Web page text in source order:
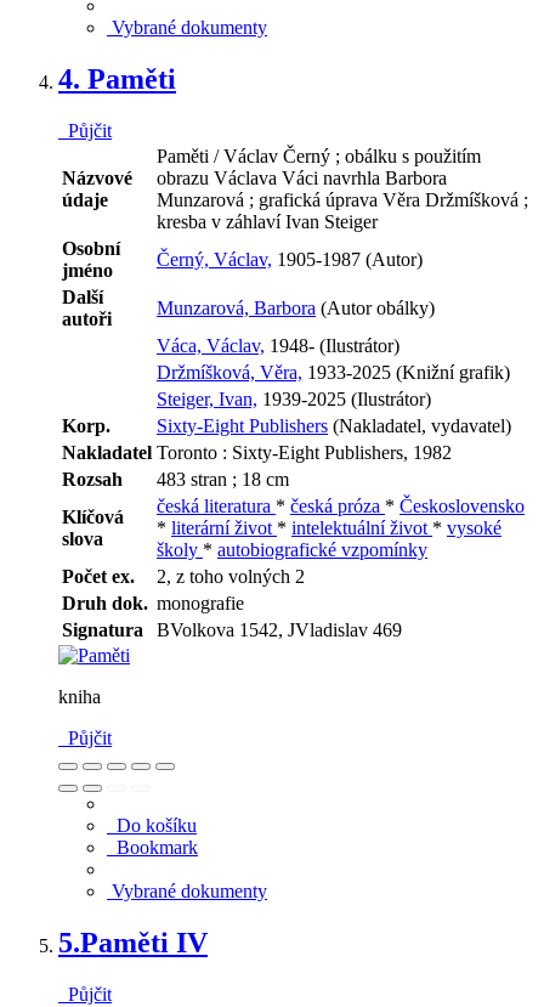
Vybrané dokumenty
4. Paměti
Půjčit
Názvové
údaje
Paměti / Václav Černý ; obálku s použitím
obrazu Václava Váci navrhla Barbora
Munzarová ; grafická úprava Věra Držmíšková ;
kresba v záhlaví Ivan Steiger
Osobní
jméno
Černý, Václav, 1905-1987 (Autor)
Další
autoři
Munzarová, Barbora (Autor obálky)
Váca, Václav, 1948- (Ilustrátor)
Držmíšková, Věra, 1933-2025 (Knižní grafik)
Steiger, Ivan, 1939-2025 (Ilustrátor)
Korp.
Sixty-Eight Publishers (Nakladatel, vydavatel)
Nakladatel Toronto : Sixty-Eight Publishers, 1982
Rozsah
483 stran ; 18 cm
Klíčová
slova
česká literatura * česká próza * Československo
* literární život * intelektuální život * vysoké
školy * autobiografické vzpomínky
Počet ex.
2, z toho volných 2
Druh dok. monografie
Signatura
BVolkova 1542, JVladislav 469
kniha
Půjčit
Do košíku
Bookmark
Vybrané dokumenty
5.Paměti IV
Půjčit